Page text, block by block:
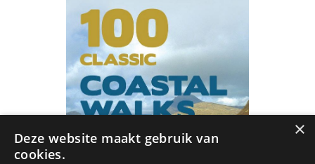
×
Deze website maakt gebruik van
cookies.